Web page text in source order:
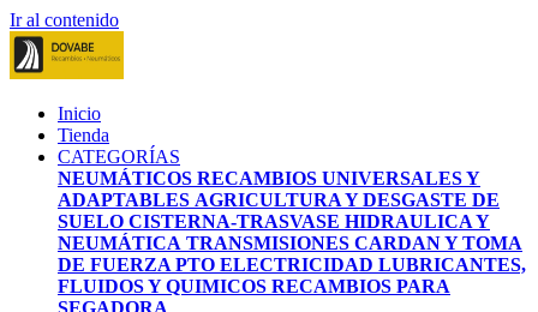
Ir al contenido
Inicio
Tienda
CATEGORÍAS
NEUMÁTICOS RECAMBIOS UNIVERSALES Y
ADAPTABLES AGRICULTURA Y DESGASTE DE
SUELO CISTERNA-TRASVASE HIDRAULICA Y
NEUMÁTICA TRANSMISIONES CARDAN Y TOMA
DE FUERZA PTO ELECTRICIDAD LUBRICANTES,
FLUIDOS Y QUIMICOS RECAMBIOS PARA
SEGADORA